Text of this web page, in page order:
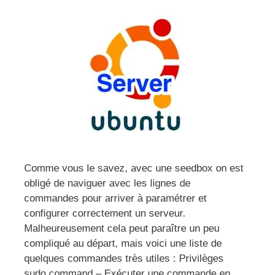
Comme vous le savez, avec une seedbox on est
obligé de naviguer avec les lignes de
commandes pour arriver à paramétrer et
configurer correctement un serveur.
Malheureusement cela peut paraître un peu
compliqué au départ, mais voici une liste de
quelques commandes très utiles : Privilèges